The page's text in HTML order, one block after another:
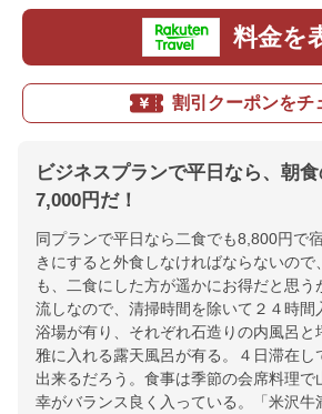
料金を
割引クーポンをチ
ビジネスプランで平日なら、朝
7,000円だ！
同プランで平日なら二食でも8,800円で
きにすると外食しなければならないので
も、二食にした方が遥かにお得だと思う
流しなので、清掃時間を除いて２４時間
浴場が有り、それぞれ石造りの内風呂と
雅に入れる露天風呂が有る。４日滞在し
出来るだろう。食事は季節の会席料理で
幸がバランス良く入っている。「米沢牛